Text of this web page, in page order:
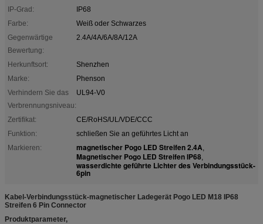
IP-Grad:
IP68
Farbe:
Weiß oder Schwarzes
Gegenwärtige
Bewertung:
2.4A/4A/6A/8A/12A
Herkunftsort:
Shenzhen
Marke:
Phenson
Verhindern Sie das
Verbrennungsniveau:
UL94-V0
Zertifikat:
CE/RoHS/UL/VDE/CCC
Funktion:
schließen Sie an geführtes Licht an
Markieren:
magnetischer Pogo LED Streifen 2.4A,
Magnetischer Pogo LED Streifen IP68,
wasserdichte geführte Lichter des Verbindungsstück-
6pin
Kabel-Verbindungsstück-magnetischer Ladegerät Pogo LED M18 IP68
Streifen 6 Pin Connector
Produktparameter,